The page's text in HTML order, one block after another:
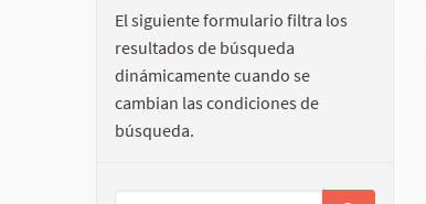
El siguiente formulario filtra los
resultados de búsqueda
dinámicamente cuando se
cambian las condiciones de
búsqueda.